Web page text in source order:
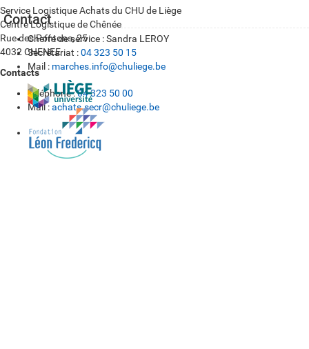
Service Logistique Achats du CHU de Liège
Centre Logistique de Chênée
Rue des Pontons, 25
4032 CHENEE
Contacts
Téléphone :04 323 50 00
Mail :achats.secr@chuliege.be
Contact
Cheffe de service : Sandra LEROY
Secrétariat :04 323 50 15
Mail : marches.info@chuliege.be